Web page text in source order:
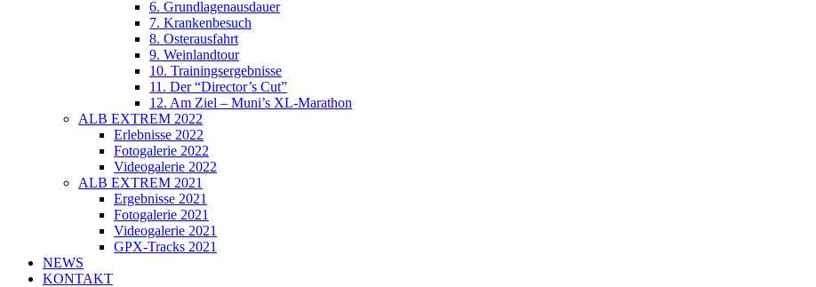
6. Grundlagenausdauer
7. Krankenbesuch
8. Osterausfahrt
9. Weinlandtour
10. Trainingsergebnisse
11. Der “Director’s Cut”
12. Am Ziel – Muni’s XL-Marathon
ALB EXTREM 2022
Erlebnisse 2022
Fotogalerie 2022
Videogalerie 2022
ALB EXTREM 2021
Ergebnisse 2021
Fotogalerie 2021
Videogalerie 2021
GPX-Tracks 2021
NEWS
KONTAKT